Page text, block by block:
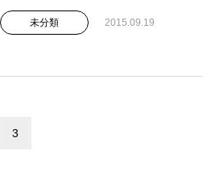
未分類 2015.09.19
3